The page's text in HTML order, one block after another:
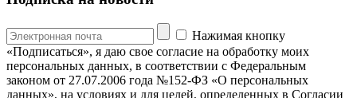
Нажимая кнопку
«Подписаться», я даю свое согласие на обработку моих
персональных данных, в соответствии с Федеральным
законом от 27.07.2006 года №152-ФЗ «О персональных
данных», на условиях и для целей, определенных в Согласии